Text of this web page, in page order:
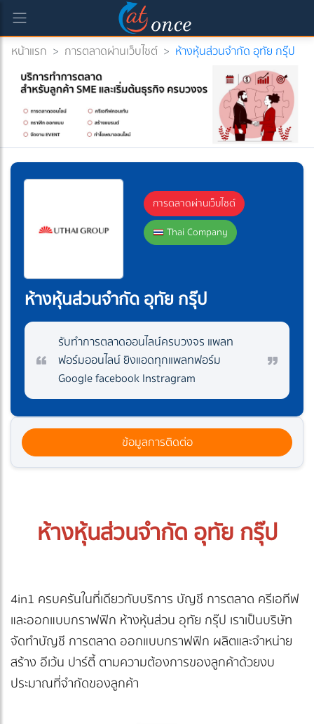
หน้าแรก > การตลาดผ่านเว็บไซต์ > ห้างหุ้นส่วนจำกัด อุทัย กรุ๊ป
การตลาดผ่านเว็บไซต์
Thai Company
ห้างหุ้นส่วนจำกัด อุทัย กรุ๊ป
รับทำการตลาดออนไลน์ครบวงจร แพลท
ฟอร์มออนไลน์ ยิงแอดทุกแพลทฟอร์ม
Google facebook Instragram
ข้อมูลการติดต่อ
ห้างหุ้นส่วนจำกัด อุทัย กรุ๊ป
4in1 ครบครันในที่เดียวกับบริการ บัญชี การตลาด ครีเอทีฟ
และออกแบบกราฟฟิก ห้างหุ้นส่วน อุทัย กรุ๊ป เราเป็นบริษัท
จัดทำบัญชี การตลาด ออกแบบกราฟฟิก ผลิตและจำหน่าย
สร้าง อีเว้น ปาร์ตี้ ตามความต้องการของลูกค้าด้วยงบ
ประมาณที่จำกัดของลูกค้า